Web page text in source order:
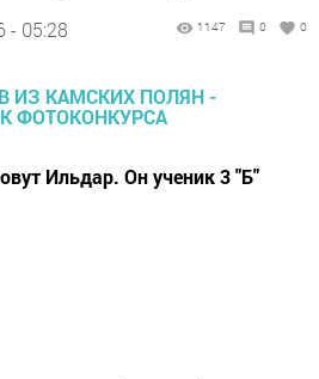
- 05:28 1147 0 0
Ильдар. Он ученик 3 "Б"